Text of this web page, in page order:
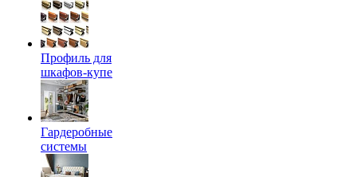
Профиль для
шкафов-купе
Гардеробные
системы